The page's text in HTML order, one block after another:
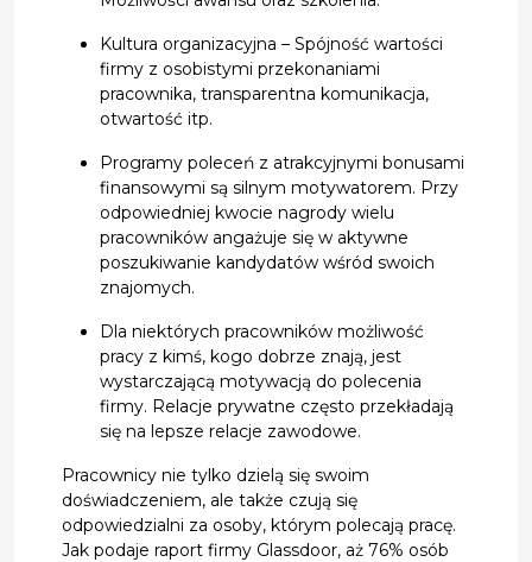
Kultura organizacyjna – Spójność wartości
firmy z osobistymi przekonaniami
pracownika, transparentna komunikacja,
otwartość itp.
Programy poleceń z atrakcyjnymi bonusami
finansowymi są silnym motywatorem. Przy
odpowiedniej kwocie nagrody wielu
pracowników angażuje się w aktywne
poszukiwanie kandydatów wśród swoich
znajomych.
Dla niektórych pracowników możliwość
pracy z kimś, kogo dobrze znają, jest
wystarczającą motywacją do polecenia
firmy. Relacje prywatne często przekładają
się na lepsze relacje zawodowe.
Pracownicy nie tylko dzielą się swoim
doświadczeniem, ale także czują się
odpowiedzialni za osoby, którym polecają pracę.
Jak podaje raport firmy Glassdoor, aż 76% osób